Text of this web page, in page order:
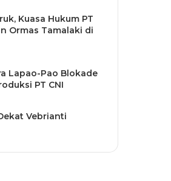
Kuasa Hukum PT
Ormas Tamalaki di
Lapao-Pao Blokade
PT CNI
Vebrianti